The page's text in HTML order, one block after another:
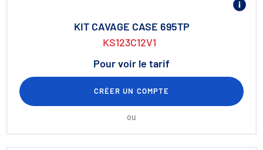
KIT CAVAGE CASE 695TP
KS123C12V1
Pour voir le tarif
CRÉER UN COMPTE
ou